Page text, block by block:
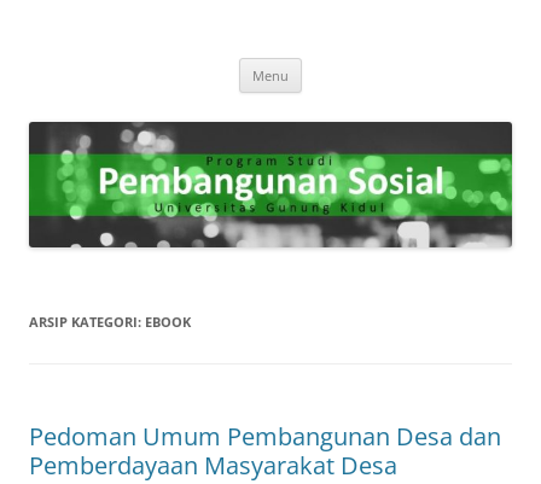
Sosial
Sosial."
Menu
ARSIP KATEGORI: EBOOK
Pedoman Umum Pembangunan Desa dan
Pemberdayaan Masyarakat Desa